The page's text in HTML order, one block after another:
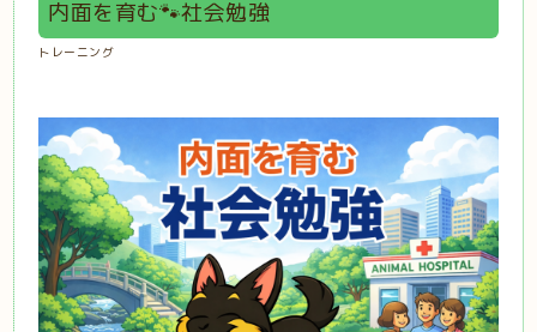
内面を育む🐾社会勉強
トレーニング